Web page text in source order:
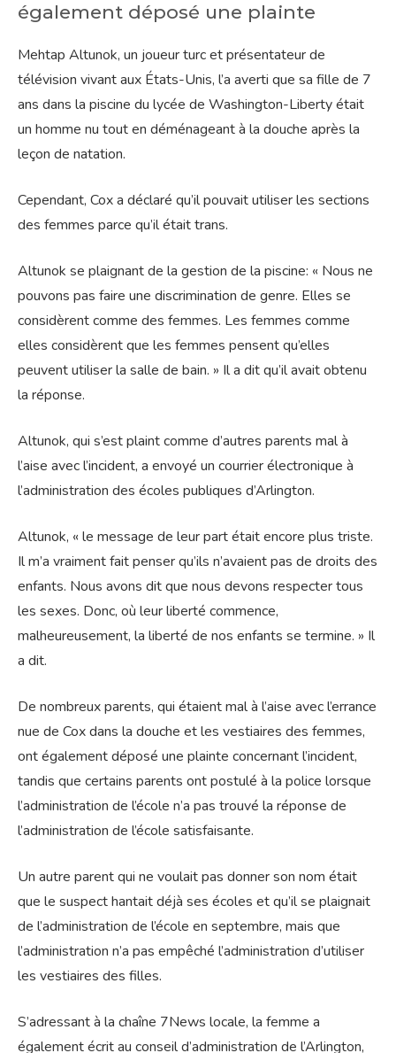
également déposé une plainte
Mehtap Altunok, un joueur turc et présentateur de
télévision vivant aux États-Unis, l’a averti que sa fille de 7
ans dans la piscine du lycée de Washington-Liberty était
un homme nu tout en déménageant à la douche après la
leçon de natation.
Cependant, Cox a déclaré qu’il pouvait utiliser les sections
des femmes parce qu’il était trans.
Altunok se plaignant de la gestion de la piscine: « Nous ne
pouvons pas faire une discrimination de genre. Elles se
considèrent comme des femmes. Les femmes comme
elles considèrent que les femmes pensent qu’elles
peuvent utiliser la salle de bain. » Il a dit qu’il avait obtenu
la réponse.
Altunok, qui s’est plaint comme d’autres parents mal à
l’aise avec l’incident, a envoyé un courrier électronique à
l’administration des écoles publiques d’Arlington.
Altunok, « le message de leur part était encore plus triste.
Il m’a vraiment fait penser qu’ils n’avaient pas de droits des
enfants. Nous avons dit que nous devons respecter tous
les sexes. Donc, où leur liberté commence,
malheureusement, la liberté de nos enfants se termine. » Il
a dit.
De nombreux parents, qui étaient mal à l’aise avec l’errance
nue de Cox dans la douche et les vestiaires des femmes,
ont également déposé une plainte concernant l’incident,
tandis que certains parents ont postulé à la police lorsque
l’administration de l’école n’a pas trouvé la réponse de
l’administration de l’école satisfaisante.
Un autre parent qui ne voulait pas donner son nom était
que le suspect hantait déjà ses écoles et qu’il se plaignait
de l’administration de l’école en septembre, mais que
l’administration n’a pas empêché l’administration d’utiliser
les vestiaires des filles.
S’adressant à la chaîne 7News locale, la femme a
également écrit au conseil d’administration de l’Arlington,